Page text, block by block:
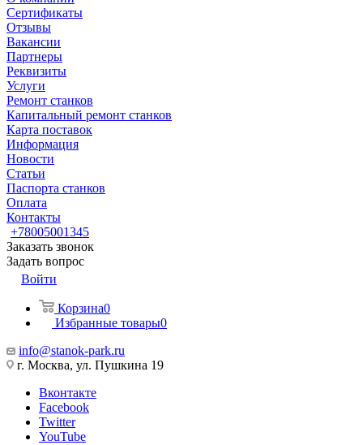
Сертификаты
Отзывы
Вакансии
Партнеры
Реквизиты
Услуги
Ремонт станков
Капитальный ремонт станков
Карта поставок
Информация
Новости
Статьи
Паспорта станков
Оплата
Контакты
+78005001345
Заказать звонок
Задать вопрос
Войти
Корзина0
Избранные товары0
info@stanok-park.ru
г. Москва, ул. Пушкина 19
Вконтакте
Facebook
Twitter
YouTube